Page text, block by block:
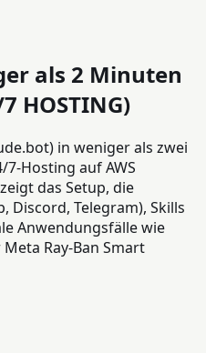
als 2 Minuten
HOSTING)
in weniger als zwei
auf AWS
das Setup, die
Discord, Telegram), Skills
Anwendungsfälle wie
Ray‑Ban Smart